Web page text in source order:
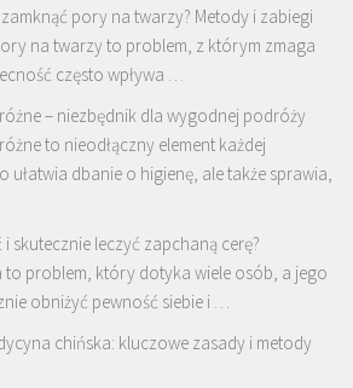
pory na twarzy? Metody i zabiegi
na twarzy to problem, z którym zmaga
często wpływa …
– niezbędnik dla wygodnej podróży
to nieodłączny element każdej
ułatwia dbanie o higienę, ale także sprawia,
skutecznie leczyć zapchaną cerę?
to problem, który dotyka wiele osób, a jego
obniżyć pewność siebie i …
chińska: kluczowe zasady i metody